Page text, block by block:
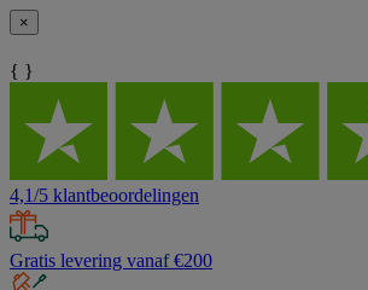
×
{ }
4,1/5 klantbeoordelingen
Gratis levering vanaf €200